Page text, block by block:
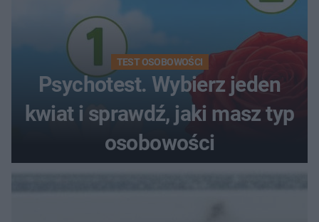
TEST OSOBOWOŚCI
Psychotest. Wybierz jeden
kwiat i sprawdź, jaki masz typ
osobowości